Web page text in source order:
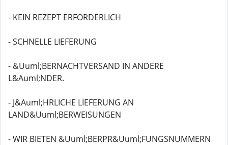
- KEIN REZEPT ERFORDERLICH
- SCHNELLE LIEFERUNG
- &Uuml;BERNACHTVERSAND IN ANDERE
L&Auml;NDER.
- J&Auml;HRLICHE LIEFERUNG AN
LAND&Uuml;BERWEISUNGEN
- WIR BIETEN &Uuml;BERPR&Uuml;FUNGSNUMMERN